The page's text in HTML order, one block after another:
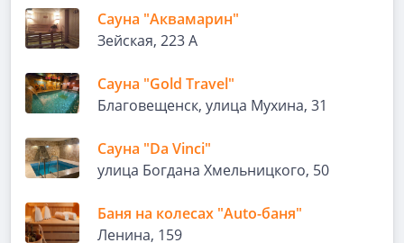
Сауна "Аквамарин"
Зейская, 223 А
Сауна "Gold Travel"
Благовещенск, улица Мухина, 31
Сауна "Da Vinci"
улица Богдана Хмельницкого, 50
Баня на колесах "Auto-баня"
Ленина, 159